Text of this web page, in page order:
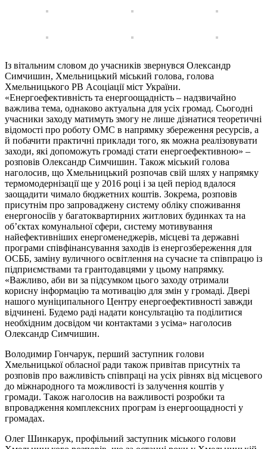
Із вітальним словом до учасників звернувся Олександр
Симчишин, Хмельницький міський голова, голова
Хмельницького РВ Асоціації міст України.
«Енергоефективність та енергоощадність – надзвичайно
важлива тема, однаково актуальна для усіх громад. Сьогодні
учасники заходу матимуть змогу не лише дізнатися теоретичні
відомості про роботу ОМС в напрямку збереження ресурсів, а
й побачити практичні приклади того, як можна реалізовувати
заходи, які допоможуть громаді стати енергоефективною» –
розповів Олександр Симчишин. Також міський голова
наголосив, що Хмельницький розпочав свій шлях у напрямку
термомодернізації ще у 2016 році і за цей період вдалося
заощадити чимало бюджетних коштів. Зокрема, розповів
присутнім про запроваджену систему обліку споживання
енергоносіїв у багатоквартирних житлових будинках та на
об’єктах комунальної сфери, систему мотивування
найефективніших енергоменеджерів, місцеві та державні
програми співфінансування заходів із енергозбереження для
ОСББ, заміну вуличного освітлення на сучасне та співпрацю із
підприємствами та грантодавцями у цьому напрямку.
«Важливо, аби ви за підсумком цього заходу отримали
корисну інформацію та мотивацію для змін у громаді. Двері
нашого муніципального Центру енергоефективності завжди
відчинені. Будемо раді надати консультацію та поділитися
необхідним досвідом чи контактами з усіма» наголосив
Олександр Симчишин.
Володимир Гончарук, перший заступник голови
Хмельницької обласної ради також привітав присутніх та
розповів про важливість співпраці на усіх рівнях від місцевого
до міжнародного та можливості із залучення коштів у
громади. Також наголосив на важливості розробки та
впровадження комплексних програм із енергоощадності у
громадах.
Олег Шинкарук, профільний заступник міського голови